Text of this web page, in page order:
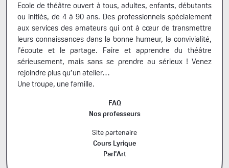
Ecole de théâtre ouvert à tous, adultes, enfants, débutants
ou initiés, de 4 à 90 ans. Des professionnels spécialement
aux services des amateurs qui ont à cœur de transmettre
leurs connaissances dans la bonne humeur, la convivialité,
l’écoute et le partage. Faire et apprendre du théâtre
sérieusement, mais sans se prendre au sérieux ! Venez
rejoindre plus qu’un atelier…
Une troupe, une famille.
FAQ
Nos professeurs
Site partenaire
Cours Lyrique
Parl’Art